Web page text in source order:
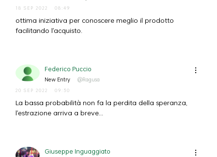
18 SEP 2022 08:49
ottima iniziativa per conoscere meglio il prodotto
facilitando l'acquisto.
Federico Puccio
New Entry @Ragusa
20 SEP 2022 09:30
La bassa probabilità non fa la perdita della speranza,
l'estrazione arriva a breve...
Giuseppe Inguaggiato